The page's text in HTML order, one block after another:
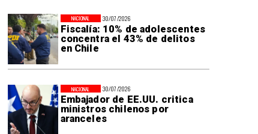
30/07/2026
Fiscalía: 10% de adolescentes
concentra el 43% de delitos
en Chile
NACIONAL
30/07/2026
Embajador de EE.UU. critica
ministros chilenos por
aranceles
NACIONAL